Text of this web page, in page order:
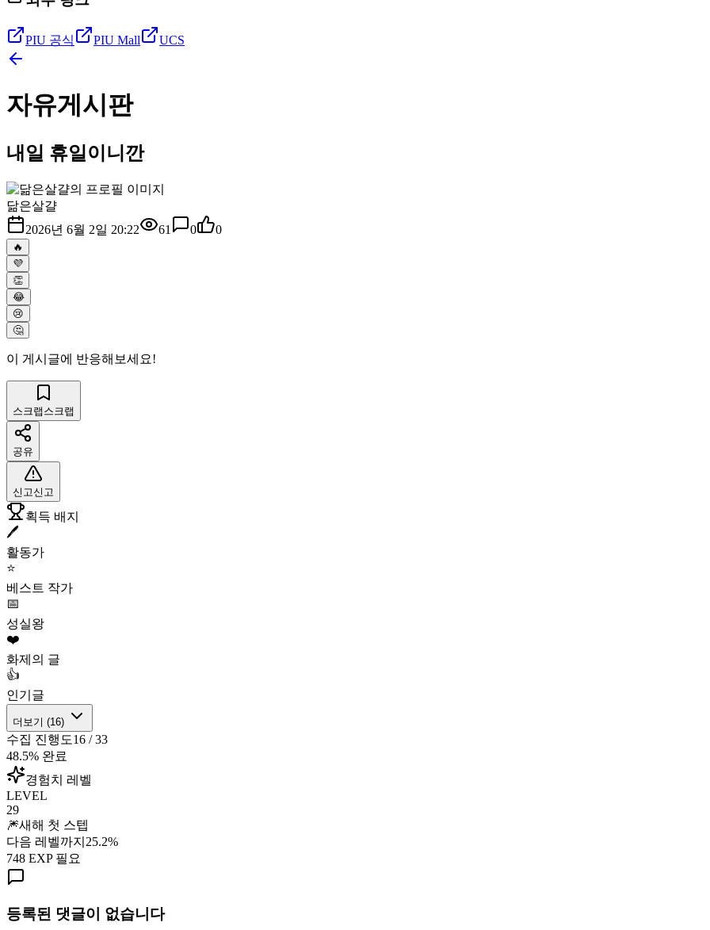
PIU 공식 PIU Mall UCS
자유게시판
내일 휴일이니깐
닮은살걀
2026년 6월 2일 20:22
61 0 0
🔥
💜
👏
😂
😢
🤔
이 게시글에 반응해보세요!
스크랩 스크랩
공유
신고신고
획득 배지
🖊️
활동가
⭐
베스트 작가
📅
성실왕
❤️
화제의 글
👍
인기글
더보기 (16)
수집 진행도16 /33
48.5% 완료
경험치 레벨
LEVEL
29
🎆새해 첫 스텝
다음 레벨까지 25.2%
748 EXP 필요
등록된 댓글이 없습니다